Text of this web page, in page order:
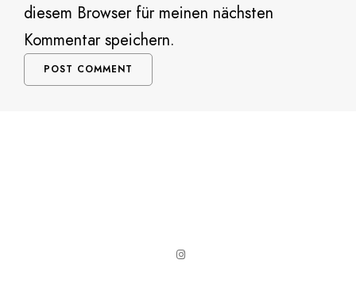
diesem Browser für meinen nächsten
Kommentar speichern.